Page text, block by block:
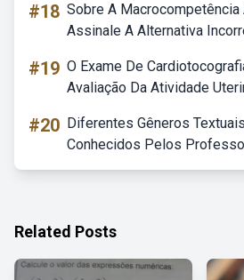
#18 Sobre A
Assinale A Alternativa
#19 O Exame De
Avaliação Da Atividade
#20 Diferentes Gêneros
Conhecidos Pelos
Related Posts